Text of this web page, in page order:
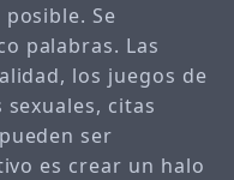
Se
palabras. Las
los juegos de
citas
ser
es crear un halo